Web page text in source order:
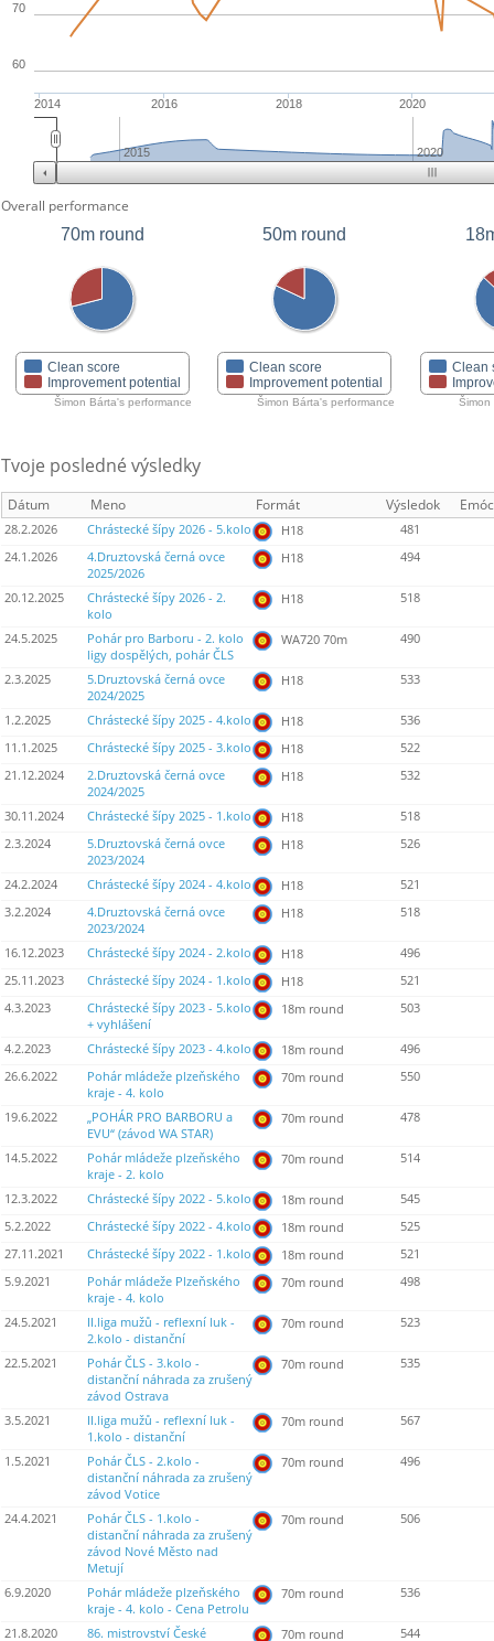
2014 2016 2018 2020
60
70
2020
2015
Overall performance
70m round
Clean score
Improvement potential
Šimon Bárta's performance
50m round
Clean score
Improvement potential
Šimon Bárta's performance
Clean
Šimon
Tvoje posledné výsledky
Dátum Meno Formát Výsledok
28.2.2026 Chrástecké šípy 2026 - 5.kolo H18
481
24.1.2026
4.Druztovská černá ovce
2025/2026
H18 494
20.12.2025
Chrástecké šípy 2026 - 2.
kolo
H18 518
24.5.2025
Pohár pro Barboru - 2. kolo
ligy dospělých, pohár ČLS
WA720 70m 490
2.3.2025
5.Druztovská černá ovce
2024/2025
H18 533
1.2.2025 Chrástecké šípy 2025 - 4.kolo H18
536
11.1.2025
Chrástecké šípy 2025 - 3.kolo H18
522
21.12.2024
2.Druztovská černá ovce
2024/2025
H18 532
30.11.2024 Chrástecké šípy 2025 - 1.kolo H18
518
2.3.2024
5.Druztovská černá ovce
2023/2024
H18 526
24.2.2024 Chrástecké šípy 2024 - 4.kolo H18
521
3.2.2024
4.Druztovská černá ovce
2023/2024
H18 518
16.12.2023 Chrástecké šípy 2024 - 2.kolo H18
496
25.11.2023
Chrástecké šípy 2024 - 1.kolo H18
521
4.3.2023
Chrástecké šípy 2023 - 5.kolo
+ vyhlášení
18m round 503
4.2.2023 Chrástecké šípy 2023 - 4.kolo 18m round
496
26.6.2022
Pohár mládeže plzeňského
kraje - 4. kolo
70m round 550
19.6.2022
„POHÁR PRO BARBORU a
EVU“ (závod WA STAR)
70m round 478
14.5.2022
Pohár mládeže plzeňského
kraje - 2. kolo
70m round 514
12.3.2022 Chrástecké šípy 2022 - 5.kolo 18m round
545
5.2.2022
Chrástecké šípy 2022 - 4.kolo 18m round
525
27.11.2021
Chrástecké šípy 2022 - 1.kolo 18m round
521
5.9.2021
Pohár mládeže Plzeňského
kraje - 4. kolo
70m round 498
24.5.2021
II.liga mužů - reflexní luk -
2.kolo - distanční
70m round 523
22.5.2021
Pohár ČLS - 3.kolo -
distanční náhrada za zrušený
závod Ostrava
70m round 535
3.5.2021
II.liga mužů - reflexní luk -
1.kolo - distanční
70m round 567
1.5.2021
Pohár ČLS - 2.kolo -
distanční náhrada za zrušený
závod Votice
70m round 496
24.4.2021
Pohár ČLS - 1.kolo -
distanční náhrada za zrušený
závod Nové Město nad
Metují
70m round 506
6.9.2020
Pohár mládeže plzeňského
kraje - 4. kolo - Cena Petrolu
70m round 536
21.8.2020 86. mistrovství České 70m round 544